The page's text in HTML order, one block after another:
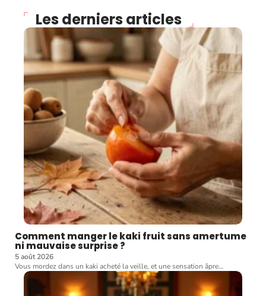
Les derniers articles
Comment manger le kaki fruit sans amertume
ni mauvaise surprise ?
5 août 2026
Vous mordez dans un kaki acheté la veille, et une sensation âpre…